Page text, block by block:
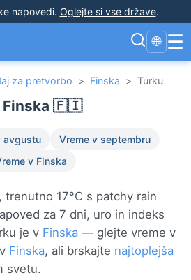
napovedi. Oglejte si vse države.
🌐 ☰
za pretvorbo > Finska > Turku
Finska 🇫🇮
avgustu
Vreme v septembru
v Finska
trenutno 17°C s patchy rain
za 7 dni, uro in indeks
je v Finska — glejte vreme v
Finska, ali brskajte najtoplejša
svetu.